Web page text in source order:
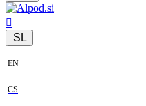
SL
EN
CS